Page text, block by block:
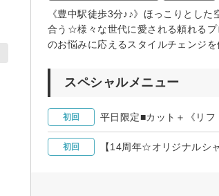
《豊中駅徒歩3分♪♪》ほっこりとし
合う☆様々な世代に愛される頼れる
のお悩みに応えるスタイルチェンジを
スペシャルメニュー
初回 平日限定■カット＋《リ
初回 【14周年☆オリジナルシ